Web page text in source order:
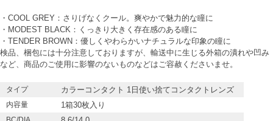
・COOL GREY：さりげなくクール。爽やかで魅力的な瞳に
・MODEST BLACK：くっきり大きく存在感のある瞳に
・TENDER BROWN：優しくやわらかいナチュラルな印象の瞳に
検品、梱包には十分注意しておりますが、輸送中に生じる外箱の潰れや凹み
など、商品のご使用に影響のないものなどはご容赦くださいませ。
タイプ カラーコンタクト 1日使い捨てコンタクトレンズ
内容量 1箱30枚入り